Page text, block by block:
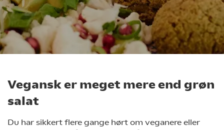
Vegansk er meget mere end grøn
salat
Du har sikkert flere gange hørt om veganere eller